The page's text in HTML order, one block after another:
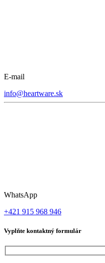
E-mail
info@heartware.sk
WhatsApp
+421 915 968 946
Vyplňte kontaktný formulár